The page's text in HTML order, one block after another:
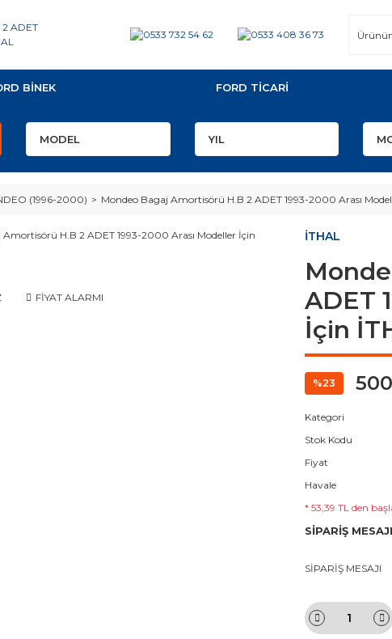
BİNEK FORD TİCARİ
(1996-2000) Mondeo Bagaj Amortisörü H.B 2 ADET 1993-2000 Arası
FİYAT ALARMI
İTHAL
ADET
İçin
%23
Kategori
Stok Kodu
Fiyat
Havale
* 53,39 TL den
SİPARİŞ MESAJI
SİPARİŞ MESAJI